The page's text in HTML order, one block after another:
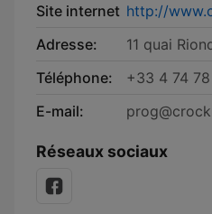
Site internet http://
Adresse:
11 quai
Téléphone:
+33 4 74 78
E-mail:
Réseaux sociaux